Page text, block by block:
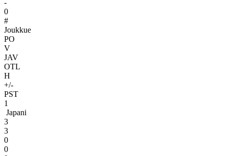
-
0
#
Joukkue
PO
V
JAV
OTL
H
+/-
PST
1
Japani
3
3
0
0